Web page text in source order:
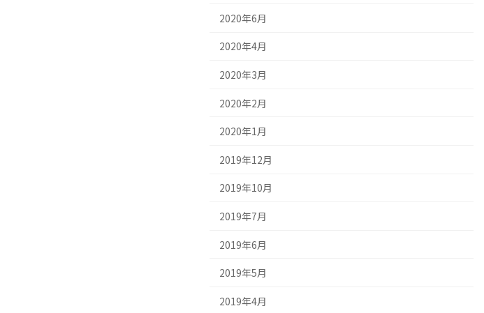
2020年6月
2020年4月
2020年3月
2020年2月
2020年1月
2019年12月
2019年10月
2019年7月
2019年6月
2019年5月
2019年4月